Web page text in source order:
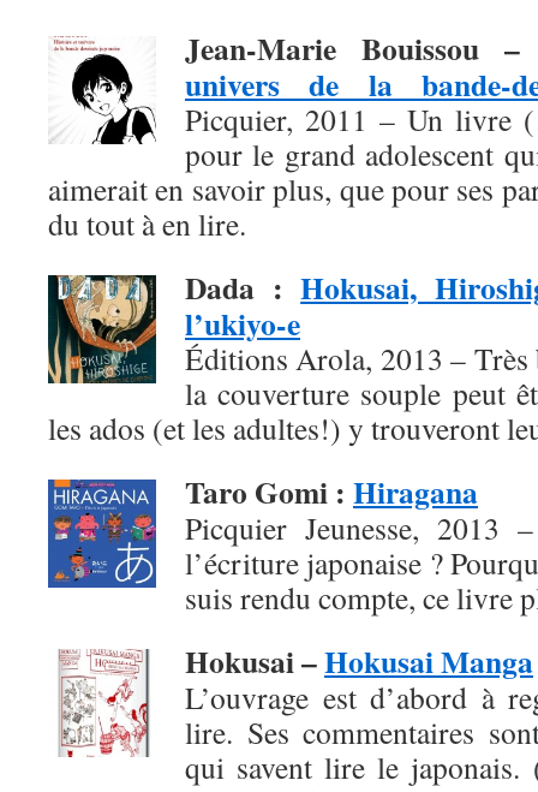
Jean-Marie Bouissou
univers de la bande-
Picquier, 2011 – Un
pour le grand adolescent
aimerait en savoir plus, que pour ses
du tout à en lire.
Dada :Hokusai,
l’ukiyo-e
Éditions Arola, 2013 – Très
la couverture souple peut
les ados (et les adultes!) y trouveront
Taro Gomi : Hiragana
Picquier Jeunesse, 2013
l’écriture japonaise ?
suis rendu compte, ce livre
Hokusai –Hokusai Manga
L’ouvrage est d’abord à
lire. Ses commentaires
qui savent lire le